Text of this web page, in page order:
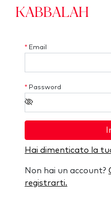
Kabbalah
* Email
* Password
Hai dimenticato la
Non hai un account?
registrarti.